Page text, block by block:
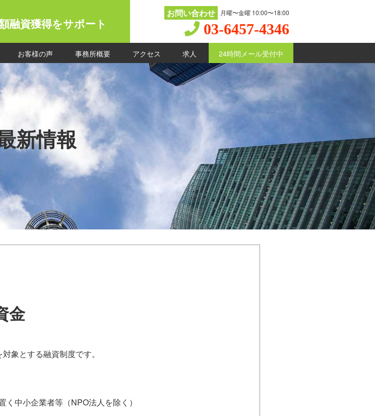
融資獲得をサポート
お問い合わせ 月曜〜金曜 10:00〜18:00
03-6457-4346
お客様の声 事務所概要 アクセス 求人 24時間メール受付中
新情報
金
象とする融資制度です。
中小企業者等（NPO法人を除く）